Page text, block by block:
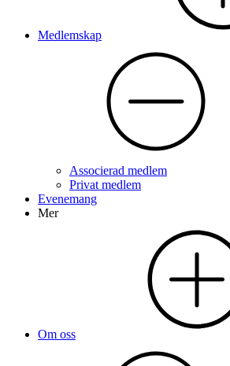
Medlemskap
Associerad medlem
Privat medlem
Evenemang
Mer
Om oss